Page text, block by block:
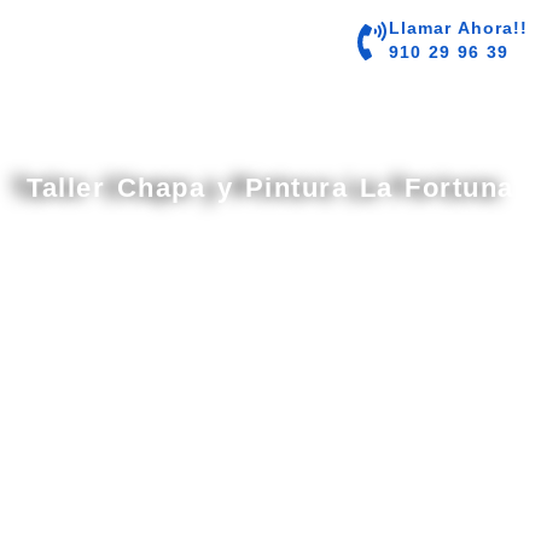
Llamar Ahora!!
910 29 96 39
Taller Chapa y Pintura La Fortuna